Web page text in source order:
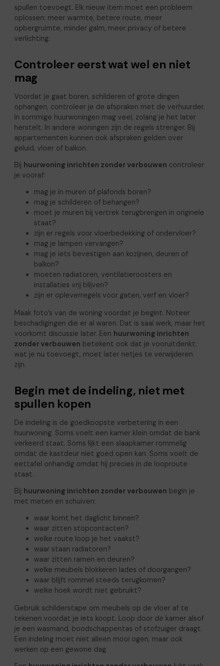
spullen toevoegt. Elk nieuw item moet een probleem
oplossen: meer warmte, betere route, meer
opbergruimte, minder galm, meer privacy of betere
verlichting.
Controleer eerst wat wel en niet
mag
Voordat je gaat boren, schilderen of grote dingen
ophangen, controleer je de afspraken met de verhuurder.
In sommige huurwoningen mag veel, zolang je het later
herstelt. In andere woningen zijn de regels strenger. Bij
appartementen kunnen ook afspraken gelden over
geluid, vloer of balkon.
Bij huurwoning inrichten zonder verbouwen controleer
je vooraf:
mag je in muren of plafonds boren?
mag je schilderen of behangen?
moet je muren bij vertrek terugbrengen in originele
staat?
zijn er regels voor vloerbedekking of ondervloer?
mag je lampen vervangen?
mag je iets bevestigen aan kozijnen, deuren of
balkon?
moeten radiatoren, ventilatieroosters en
installaties vrij blijven?
zijn er opleverregels voor gaten, verf en vloer?
Maak foto’s van de woning voordat je begint. Noteer
beschadigingen die er al waren. Dat is saai werk, maar het
voorkomt discussie later. Een huurwoning inrichten
zonder verbouwen betekent ook dat je vooruitdenkt:
wat je nu toevoegt, moet later netjes te verwijderen
zijn.
Begin met de indeling, niet met
spullen kopen
De indeling is de goedkoopste verbetering in een
huurwoning. Soms voelt een kamer klein omdat de bank
verkeerd staat. Soms lijkt een slaapkamer rommelig
omdat de kastdeur niet goed open kan. Soms voelt de
eettafel onhandig omdat hij precies in de looproute
staat.
Bij huurwoning inrichten zonder verbouwen begin je
met meten en schuiven:
waar komt het daglicht binnen?
waar zitten stopcontacten?
welke route loop je het vaakst?
waar staan radiatoren?
waar zitten ramen en deuren?
welke meubels blokkeren lades of doorgangen?
waar blijft rommel steeds terugkomen?
welke hoek wordt niet gebruikt?
Gebruik schilderstape om meubels op de vloer af te
tekenen voordat je iets koopt. Loop door de kamer alsof
je een wasmand, boodschappentas of stofzuiger draagt.
Een indeling moet niet alleen mooi ogen, maar ook
werken op een gewone dag.